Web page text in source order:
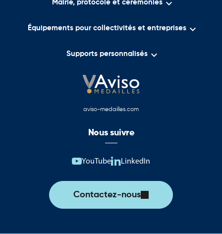
Mairie, protocole et cérémonies 
Équipements pour collectivités et entreprises 
Supports personnalisés 
aviso-medailles.com
Nous suivre
YouTube LinkedIn
Contactez-nous